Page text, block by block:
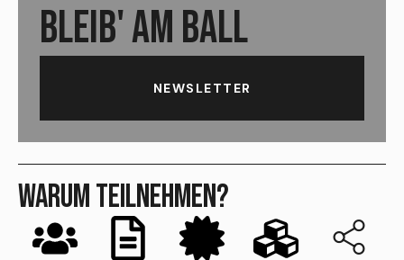
BLEIB' AM BALL
NEWSLETTER
WARUM TEILNEHMEN?